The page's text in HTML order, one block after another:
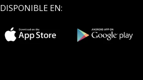
DISPONIBLE EN: